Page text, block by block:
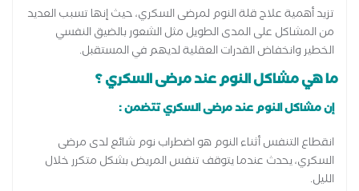
تزيد أهمية علاج قلة النوم لمرضى السكري، حيث إنها تسبب العديد
من المشاكل على المدى الطويل مثل الشعور بالضيق النفسي
الخطير وانخفاض القدرات العقلية لديهم في المستقبل.
ما هي مشاكل النوم عند مرضى السكري ؟
إن مشاكل النوم عند مرضى السكري تتضمن :
انقطاع التنفس أثناء النوم هو اضطراب نوم شائع لدى مرضى
السكري، يحدث عندما يتوقف تنفس المريض بشكل متكرر خلال
الليل.